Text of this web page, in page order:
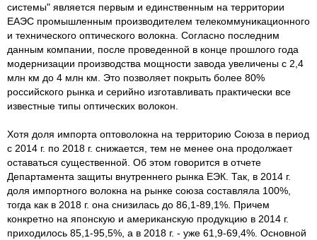
системы" является первым и единственным на территории
ЕАЭС промышленным производителем телекоммуникационного
и технического оптического волокна. Согласно последним
данным компании, после проведенной в конце прошлого года
модернизации производства мощности завода увеличены с 2,4
млн км до 4 млн км. Это позволяет покрыть более 80%
российского рынка и серийно изготавливать практически все
известные типы оптических волокон.
Хотя доля импорта оптоволокна на территорию Союза в период
с 2014 г. по 2018 г. снижается, тем не менее она продолжает
оставаться существенной. Об этом говорится в отчете
Департамента защиты внутреннего рынка ЕЭК. Так, в 2014 г.
доля импортного волокна на рынке союза составляла 100%,
тогда как в 2018 г. она снизилась до 86,1-89,1%. Причем
конкретно на японскую и американскую продукцию в 2014 г.
приходилось 85,1-95,5%, а в 2018 г. - уже 61,9-69,4%. Основной